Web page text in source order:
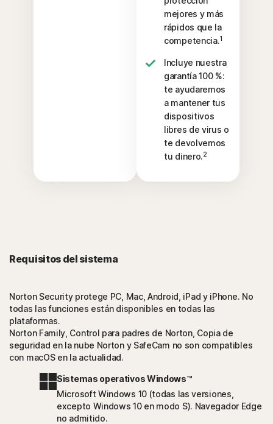
mejores y más
rápidos que la
competencia.1
Incluye nuestra
garantía 100 %:
te ayudaremos
a mantener tus
dispositivos
libres de virus o
te devolvemos
tu dinero.2
Requisitos del sistema
Norton Security protege PC, Mac, Android, iPad y iPhone. No
todas las funciones están disponibles en todas las
plataformas.
Norton Family, Control para padres de Norton, Copia de
seguridad en la nube Norton y SafeCam no son compatibles
con macOS en la actualidad.
Sistemas operativos Windows™
Microsoft Windows 10 (todas las versiones,
excepto Windows 10 en modo S). Navegador Edge
no admitido.